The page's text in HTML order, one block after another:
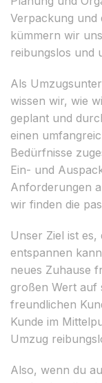
Verpackung und
kümmern wir
reibungslos und
Als
wissen wir, wie
geplant und
einen
Bedürfnisse
Ein- und
Anforderungen
wir finden die
Unser Ziel ist es,
entspannen
neues Zuhause
großen Wert auf
freundlichen
Kunde im
Umzug
Also, wenn du